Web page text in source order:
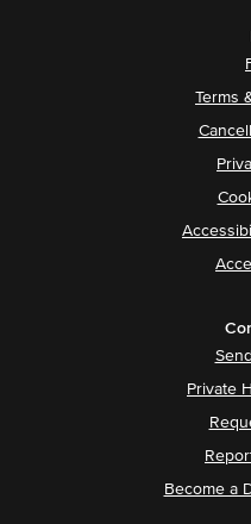
Terms
Private
Become a